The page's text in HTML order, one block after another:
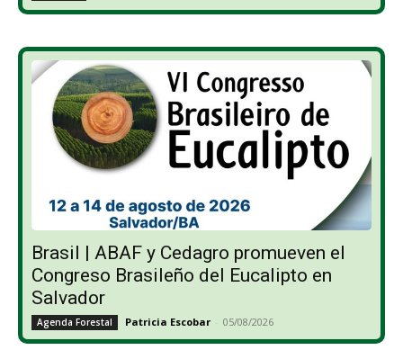
Brasil | ABAF y Cedagro promueven el
Congreso Brasileño del Eucalipto en
Salvador
Agenda Forestal Patricia Escobar - 05/08/2026